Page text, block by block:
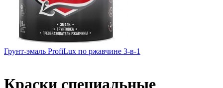
Грунт-эмаль ProfiLux по ржавчине 3-в-1
Краски специальные